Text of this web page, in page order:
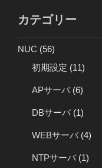
カテゴリー
NUC (56)
初期設定 (11)
APサーバ(6)
DBサーバ(1)
WEBサーバ(4)
NTPサーバ(1)